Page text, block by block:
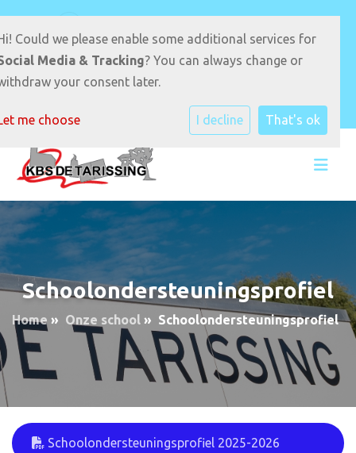
0512-331940 E-mailadres
Schoolondersteuningsprofiel
Home » Onze school» Schoolondersteuningsprofiel
Schoolondersteuningsprofiel 2025-2026
Could we please enable some additional services for
Media & Tracking? You can always change or
your consent later.
me choose I decline That's ok